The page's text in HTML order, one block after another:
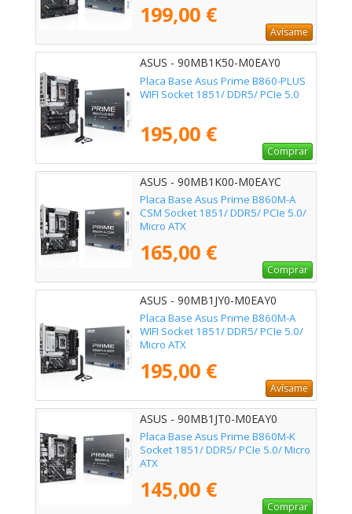
199,00 €
Avísame
ASUS - 90MB1K50-M0EAY0
Placa Base Asus Prime B860-PLUS
WIFI Socket 1851/ DDR5/ PCIe 5.0
195,00 €
Comprar
ASUS - 90MB1K00-M0EAYC
Placa Base Asus Prime B860M-A
CSM Socket 1851/ DDR5/ PCIe 5.0/
Micro ATX
165,00 €
Comprar
ASUS - 90MB1JY0-M0EAY0
Placa Base Asus Prime B860M-A
WIFI Socket 1851/ DDR5/ PCIe 5.0/
Micro ATX
195,00 €
Avísame
ASUS - 90MB1JT0-M0EAY0
Placa Base Asus Prime B860M-K
Socket 1851/ DDR5/ PCIe 5.0/ Micro
ATX
145,00 €
Comprar